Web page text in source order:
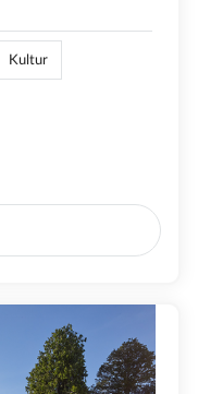
Kultur